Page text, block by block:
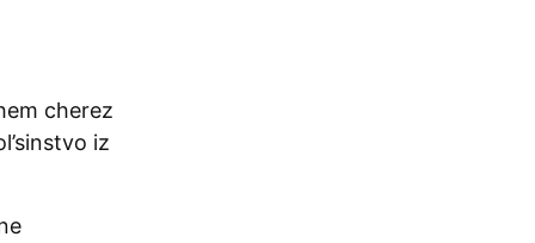
cherez
iz